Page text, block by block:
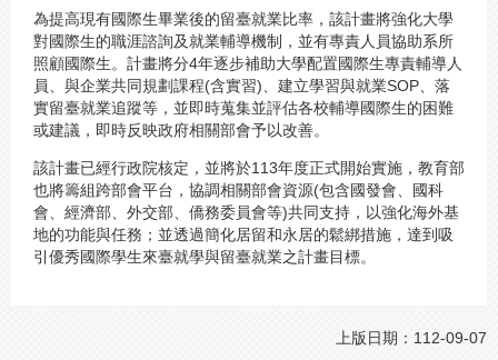
為提高現有國際生畢業後的留臺就業比率，該計畫將強化大學
對國際生的職涯諮詢及就業輔導機制，並有專責人員協助系所
照顧國際生。計畫將分4年逐步補助大學配置國際生專責輔導人
員、與企業共同規劃課程(含實習)、建立學習與就業SOP、落
實留臺就業追蹤等，並即時蒐集並評估各校輔導國際生的困難
或建議，即時反映政府相關部會予以改善。
該計畫已經行政院核定，並將於113年度正式開始實施，教育部
也將籌組跨部會平台，協調相關部會資源(包含國發會、國科
會、經濟部、外交部、僑務委員會等)共同支持，以強化海外基
地的功能與任務；並透過簡化居留和永居的鬆綁措施，達到吸
引優秀國際學生來臺就學與留臺就業之計畫目標。
上版日期：112-09-07